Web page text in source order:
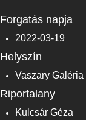
Forgatás napja
2022-03-19
Helyszín
Vaszary Galéria
Riportalany
Kulcsár Géza